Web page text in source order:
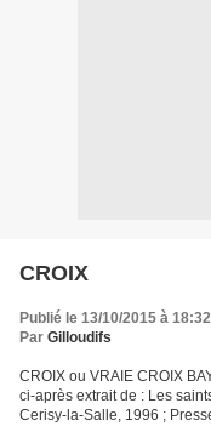
CROIX
Publié le 13/10/2015 à 18:32
Par Gilloudifs
CROIX ou VRAIE CROIX
ci-après extrait de : Les
Cerisy-la-Salle, 1996 ;